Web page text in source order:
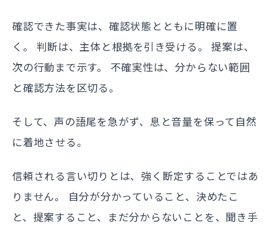
確認できた事実は、確認状態とともに明確に置
く。 判断は、主体と根拠を引き受ける。 提案は、
次の行動まで示す。 不確実性は、分からない範囲
と確認方法を区切る。
そして、声の語尾を急がず、息と音量を保って自然
に着地させる。
信頼される言い切りとは、強く断定することではあ
りません。 自分が分かっていること、決めたこ
と、提案すること、まだ分からないことを、聞き手